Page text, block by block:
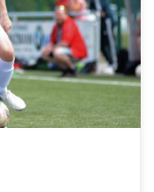
(3:4) und bei
Führungen
gegen